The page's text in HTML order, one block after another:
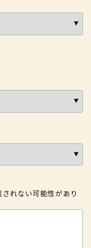
れない可能性があり